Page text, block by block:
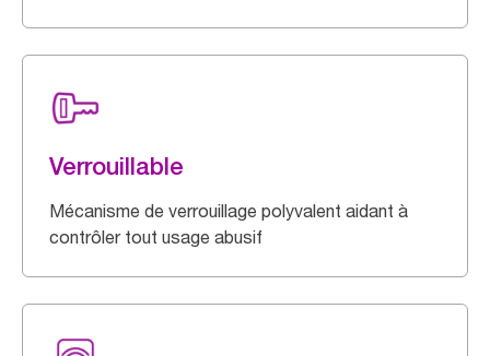
Verrouillable
Mécanisme de verrouillage polyvalent aidant à
contrôler tout usage abusif